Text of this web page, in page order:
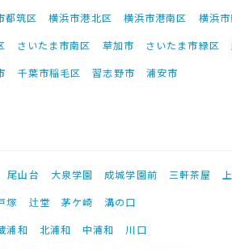
都筑区 横浜市港北区 横浜市港南区 横浜
さいたま市南区 草加市 さいたま市緑区
千葉市稲毛区 習志野市 浦安市
尾山台 大泉学園 成城学園前 三軒茶屋
塚 辻堂 茅ケ崎
溝の口
浦和 北浦和 中浦和
川口